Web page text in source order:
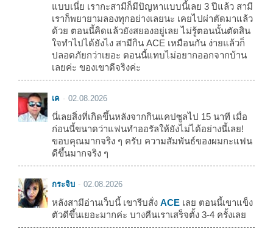
แบบเนี่ย เรากะสามีก็มีปัญหาแบบนี้เลย 3 ปีแล้ว สามี
เราก็พยายามลองทุกอย่างเลยนะ เคยไปผ่าตัดมาแล้ว
ด้วย ตอนนี้คิดแล้วยังสยองอยู่เลย ไม่รู้ตอนนั้นตัดสิน
ใจทำไปได้ยังไง สามีกิน ACE เหมือนกัน ง่ายแล้วก็
ปลอดภัยกว่าเยอะ ตอนนี้แทบไม่อยากออกจากบ้าน
เลยค่ะ ของเขาดีจริงค่ะ
เค 02.08.2026
นี่เลยสิ่งที่เกิดขึ้นหลังจากกินแคปซูลไป 15 นาที เมื่อ
ก่อนนี้ขนาดว่าแฟนทำออรัลให้ยังไม่ได้อย่างนี้เลย!
ขอบคุณมากจริง ๆ ครับ ความสัมพันธ์ของผมกะแฟน
ดีขึ้นมากจริง ๆ
กระจิบ 02.08.2026
หลังสามีอ่านเว็บนี้ เขารีบสั่ง ACE เลย ตอนนี้เขาแข็ง
ตัวดีขึ้นเยอะมากค่ะ บางคืนเราเสร็จตั้ง 3-4 ครั้งเลย